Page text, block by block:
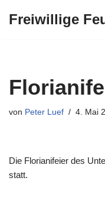
Freiwillige
von Peter Luef 4. Mai
Die Florianifeier des
statt.